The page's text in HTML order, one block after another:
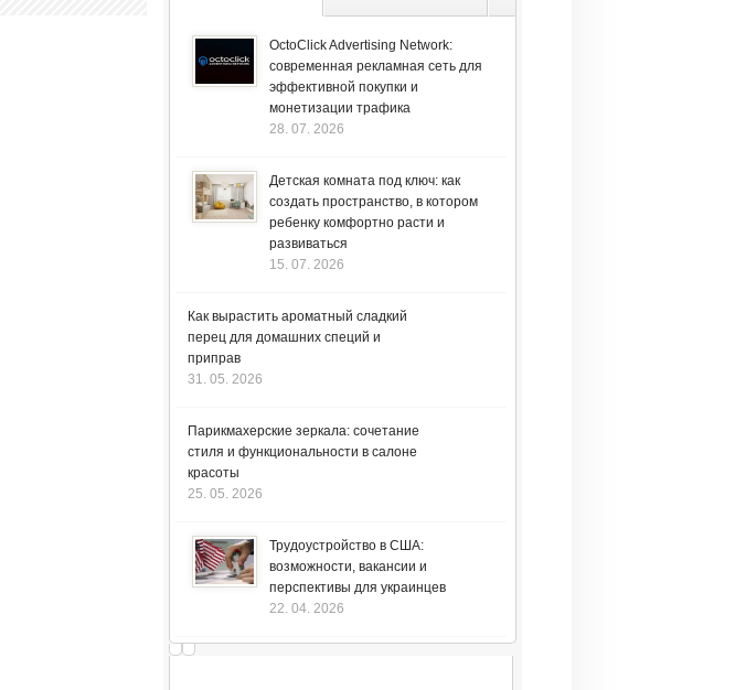
OctoClick Advertising Network:
современная рекламная сеть для
эффективной покупки и
монетизации трафика
28. 07. 2026
Детская комната под ключ: как
создать пространство, в котором
ребенку комфортно расти и
развиваться
15. 07. 2026
Как вырастить ароматный сладкий
перец для домашних специй и
приправ
31. 05. 2026
Парикмахерские зеркала: сочетание
стиля и функциональности в салоне
красоты
25. 05. 2026
Трудоустройство в США:
возможности, вакансии и
перспективы для украинцев
22. 04. 2026